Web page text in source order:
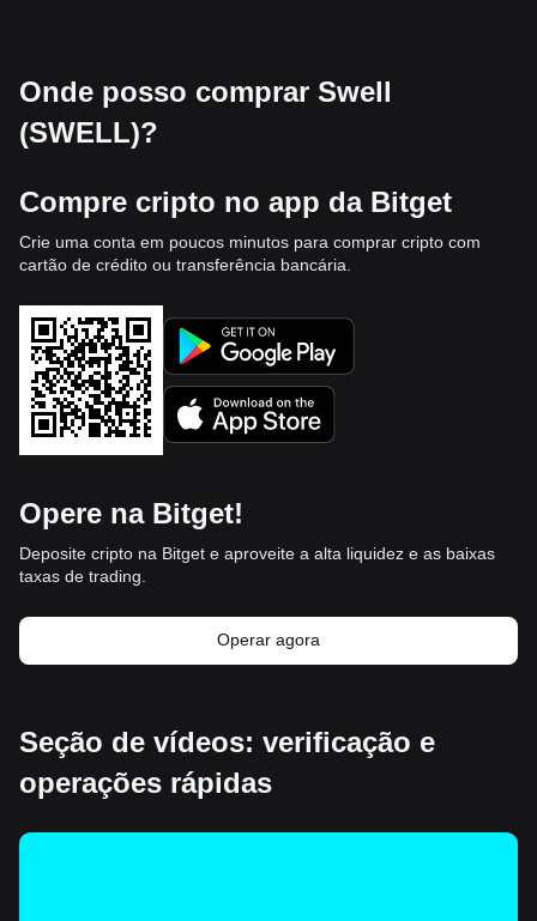
Onde posso comprar Swell
(SWELL)?
Compre cripto no app da Bitget
Crie uma conta em poucos minutos para comprar cripto com
cartão de crédito ou transferência bancária.
Opere na Bitget!
Deposite cripto na Bitget e aproveite a alta liquidez e as baixas
taxas de trading.
Operar agora
Seção de vídeos: verificação e
operações rápidas